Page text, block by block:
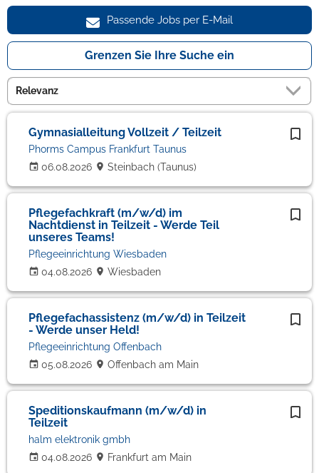
Passende Jobs per E-Mail
Grenzen Sie Ihre Suche ein
Gymnasialleitung Vollzeit / Teilzeit
06.08.2026
Phorms Campus Frankfurt Taunus
Steinbach (Taunus)
Pflegefachkraft (m/w/d) im
Nachtdienst in Teilzeit - Werde Teil
unseres Teams!
04.08.2026
Pflegeeinrichtung Wiesbaden
Wiesbaden
Pflegefachassistenz (m/w/d) in Teilzeit
- Werde unser Held!
05.08.2026
Pflegeeinrichtung Offenbach
Offenbach am Main
Speditionskaufmann (m/w/d) in
Teilzeit
04.08.2026
halm elektronik gmbh
Frankfurt am Main